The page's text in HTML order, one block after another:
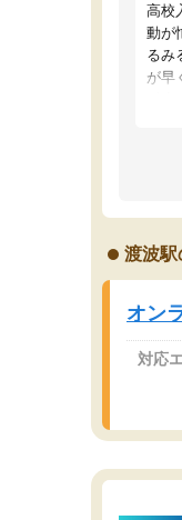
高校
動が
るみ
が早
反
効
渡波駅
オン
対応